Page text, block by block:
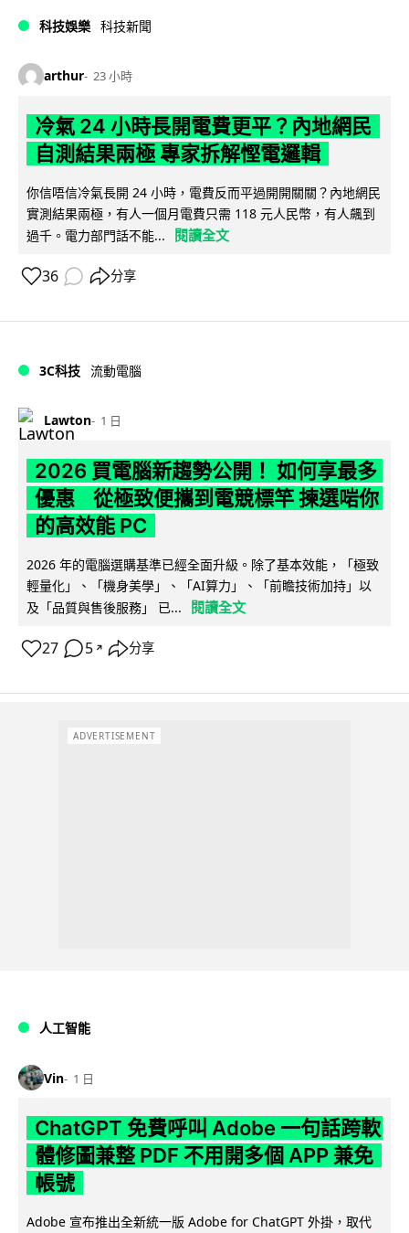
科技娛樂 科技新聞
arthur 23 小時
冷氣 24 小時長開電費更平？內地網民
自測結果兩極 專家拆解慳電邏輯
你信唔信冷氣長開 24 小時，電費反而平過開開關關？內地網民
實測結果兩極，有人一個月電費只需 118 元人民幣，有人飆到
過千。電力部門話不能...
閱讀全文
36 分享
3C科技 流動電腦
Lawton 1 日
2026 買電腦新趨勢公開！ 如何享最多
優惠 從極致便攜到電競標竿 揀選啱你
的高效能 PC
2026 年的電腦選購基準已經全面升級。除了基本效能，「極致
輕量化」、「機身美學」、「AI算力」、「前瞻技術加持」以
及「品質與售後服務」 已...
閱讀全文
27 5 ↗ 分享
ADVERTISEMENT
人工智能
Vin 1 日
ChatGPT 免費呼叫 Adobe 一句話跨軟
體修圖兼整 PDF 不用開多個 APP 兼免
帳號
Adobe 宣布推出全新統一版 Adobe for ChatGPT 外掛，取代